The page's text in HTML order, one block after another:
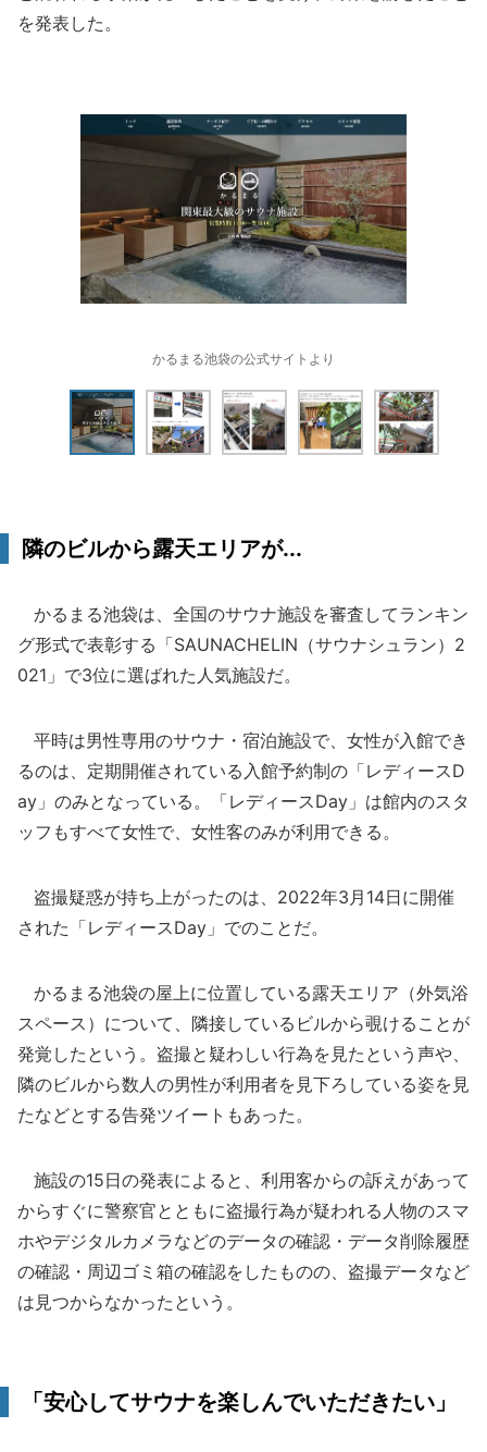
を発表した。
かるまる池袋の公式サイトより
隣のビルから露天エリアが...
かるまる池袋は、全国のサウナ施設を審査してランキン
グ形式で表彰する「SAUNACHELIN（サウナシュラン）2
021」で3位に選ばれた人気施設だ。
平時は男性専用のサウナ・宿泊施設で、女性が入館でき
るのは、定期開催されている入館予約制の「レディースD
ay」のみとなっている。「レディースDay」は館内のスタ
ッフもすべて女性で、女性客のみが利用できる。
盗撮疑惑が持ち上がったのは、2022年3月14日に開催
された「レディースDay」でのことだ。
かるまる池袋の屋上に位置している露天エリア（外気浴
スペース）について、隣接しているビルから覗けることが
発覚したという。盗撮と疑わしい行為を見たという声や、
隣のビルから数人の男性が利用者を見下ろしている姿を見
たなどとする告発ツイートもあった。
施設の15日の発表によると、利用客からの訴えがあって
からすぐに警察官とともに盗撮行為が疑われる人物のスマ
ホやデジタルカメラなどのデータの確認・データ削除履歴
の確認・周辺ゴミ箱の確認をしたものの、盗撮データなど
は見つからなかったという。
「安心してサウナを楽しんでいただきたい」